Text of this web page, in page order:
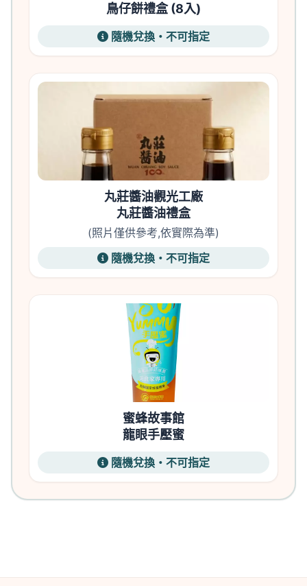
鳥仔餅禮盒 (8入)
隨機兌換・不可指定
丸莊醬油觀光工廠
丸莊醬油禮盒
(照片僅供參考,依實際為準)
隨機兌換・不可指定
蜜蜂故事館
龍眼手壓蜜
隨機兌換・不可指定